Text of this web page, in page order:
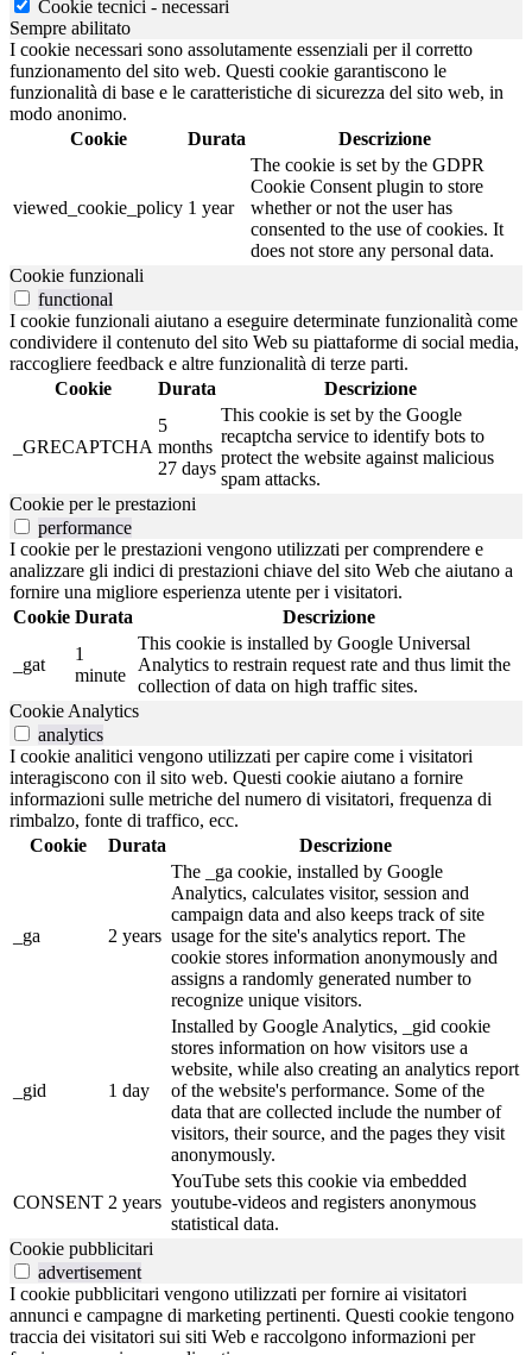
Cookie tecnici - necessari
Sempre abilitato
I cookie necessari sono assolutamente essenziali per il corretto
funzionamento del sito web. Questi cookie garantiscono le
funzionalità di base e le caratteristiche di sicurezza del sito web, in
modo anonimo.
Cookie
Durata Descrizione
viewed_cookie_policy 1 year
The cookie is set by the GDPR
Cookie Consent plugin to store
whether or not the user has
consented to the use of cookies. It
does not store any personal data.
Cookie funzionali
functional
I cookie funzionali aiutano a eseguire determinate funzionalità come
condividere il contenuto del sito Web su piattaforme di social media,
raccogliere feedback e altre funzionalità di terze parti.
Cookie
Durata Descrizione
_GRECAPTCHA
5
months
27 days
This cookie is set by the Google
recaptcha service to identify bots to
protect the website against malicious
spam attacks.
Cookie per le prestazioni
performance
I cookie per le prestazioni vengono utilizzati per comprendere e
analizzare gli indici di prestazioni chiave del sito Web che aiutano a
fornire una migliore esperienza utente per i visitatori.
Cookie Durata Descrizione
_gat
1
minute
This cookie is installed by Google Universal
Analytics to restrain request rate and thus limit the
collection of data on high traffic sites.
Cookie Analytics
analytics
I cookie analitici vengono utilizzati per capire come i visitatori
interagiscono con il sito web. Questi cookie aiutano a fornire
informazioni sulle metriche del numero di visitatori, frequenza di
rimbalzo, fonte di traffico, ecc.
Cookie
Durata Descrizione
_ga 2 years
The _ga cookie, installed by Google
Analytics, calculates visitor, session and
campaign data and also keeps track of site
usage for the site's analytics report. The
cookie stores information anonymously and
assigns a randomly generated number to
recognize unique visitors.
_gid 1 day
Installed by Google Analytics, _gid cookie
stores information on how visitors use a
website, while also creating an analytics report
of the website's performance. Some of the
data that are collected include the number of
visitors, their source, and the pages they visit
anonymously.
CONSENT 2 years
YouTube sets this cookie via embedded
youtube-videos and registers anonymous
statistical data.
Cookie pubblicitari
advertisement
I cookie pubblicitari vengono utilizzati per fornire ai visitatori
annunci e campagne di marketing pertinenti. Questi cookie tengono
traccia dei visitatori sui siti Web e raccolgono informazioni per